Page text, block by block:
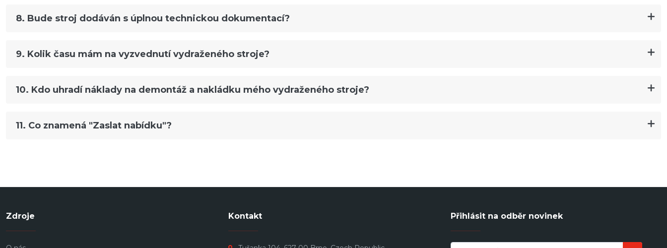
8. Bude stroj dodáván s úplnou technickou dokumentací?
9. Kolik času mám na vyzvednutí vydraženého stroje?
10. Kdo uhradí náklady na demontáž a nakládku mého vydraženého stroje?
11. Co znamená "Zaslat nabídku"?
Zdroje Kontakt Přihlásit na odběr novinek